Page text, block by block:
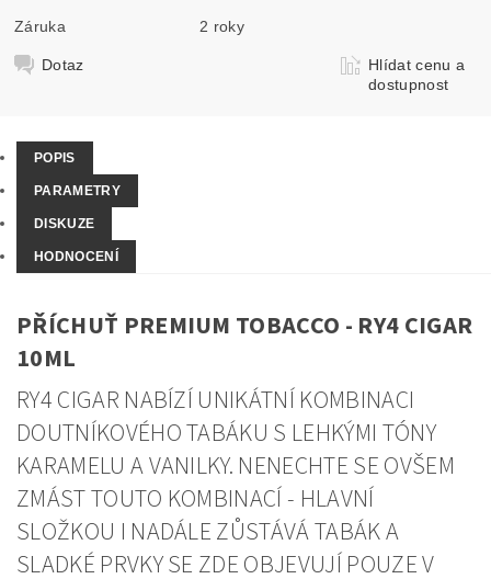
Záruka 2 roky
Dotaz
Hlídat cenu a
dostupnost
POPIS
PARAMETRY
DISKUZE
HODNOCENÍ
PŘÍCHUŤ PREMIUM TOBACCO - RY4 CIGAR
10ML
RY4 CIGAR NABÍZÍ UNIKÁTNÍ KOMBINACI
DOUTNÍKOVÉHO TABÁKU S LEHKÝMI TÓNY
KARAMELU A VANILKY. NENECHTE SE OVŠEM
ZMÁST TOUTO KOMBINACÍ - HLAVNÍ
SLOŽKOU I NADÁLE ZŮSTÁVÁ TABÁK A
SLADKÉ PRVKY SE ZDE OBJEVUJÍ POUZE V